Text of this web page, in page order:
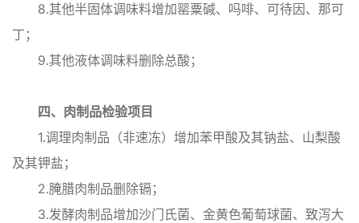
8.其他半固体调味料增加罂粟碱、吗啡、可待因、那可
丁；
9.其他液体调味料删除总酸；
四、肉制品检验项目
1.调理肉制品（非速冻）增加苯甲酸及其钠盐、山梨酸
及其钾盐；
2.腌腊肉制品删除镉；
3.发酵肉制品增加沙门氏菌、金黄色葡萄球菌、致泻大